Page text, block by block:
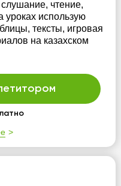
чтение,
уроках использую
тексты, игровая
на казахском